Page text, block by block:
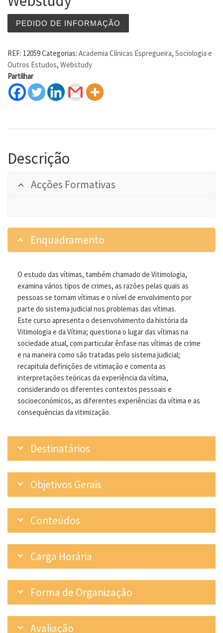
PEDIDO DE INFORMAÇÃO
REF: 12059Categorias: Academia Clínicas Espregueira, Sociologia e
Outros Estudos, Webstudy
Partilhar
Descrição
Acções Formativas
Enquadramento
O estudo das vítimas, também chamado de Vitimologia,
examina vários tipos de crimes, as razões pelas quais as
pessoas se tornam vítimas e o nível de envolvimento por
parte do sistema judicial nos problemas das vítimas.
Este curso apresenta o desenvolvimento da história da
Vitimologia e da Vítima; questiona o lugar das vítimas na
sociedade atual, com particular ênfase nas vítimas de crime
e na maneira como são tratadas pelo sistema judicial;
recapitula definições de vitimação e comenta as
interpretações teóricas da experiência da vítima,
considerando os diferentes contextos pessoais e
socioeconómicos, as diferentes experiências da vítima e as
consequências da vitimização.
Destinatários
Objetivos Gerais
Conteúdos
Carga Horária
Forma de Organização
Avaliação